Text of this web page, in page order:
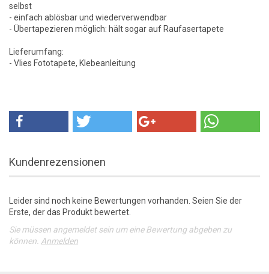
selbst
- einfach ablösbar und wiederverwendbar
- Übertapezieren möglich: hält sogar auf Raufasertapete
Lieferumfang:
- Vlies Fototapete, Klebeanleitung
Kundenrezensionen
Leider sind noch keine Bewertungen vorhanden. Seien Sie der
Erste, der das Produkt bewertet.
Sie müssen angemeldet sein um eine Bewertung abgeben zu
können. Anmelden